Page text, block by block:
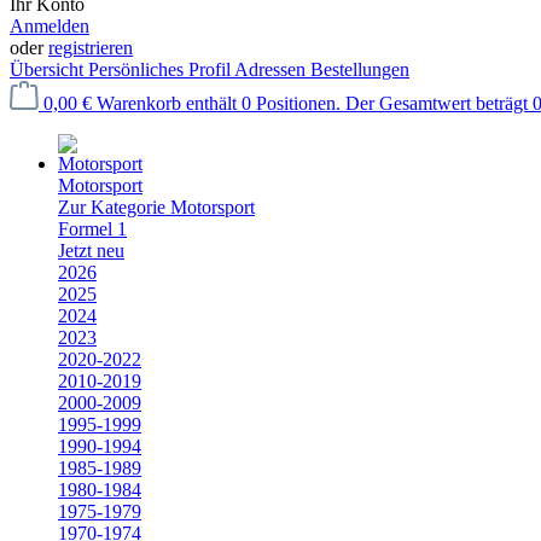
Ihr Konto
Anmelden
oderregistrieren
Übersicht Persönliches Profil Adressen Bestellungen
0,00 € Warenkorb enthält 0 Positionen. Der Gesamtwert beträgt
Motorsport
Zur Kategorie Motorsport
Formel 1
Jetzt neu
2026
2025
2024
2023
2020-2022
2010-2019
2000-2009
1995-1999
1990-1994
1985-1989
1980-1984
1975-1979
1970-1974